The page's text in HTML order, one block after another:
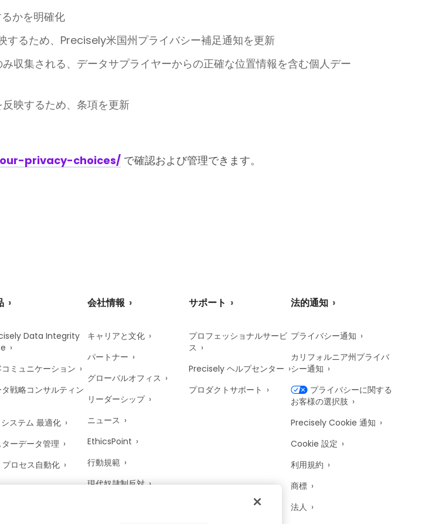
かを明確化
るため、Precisely米国州プライバシー補足通知を更新
収集される、データサプライヤーからの正確な位置情報を含む個人デー
映するため、条項を更新
privacy-choices/ で確認および管理できます。
Data Integrity
ミュニケーション
戦略コンサルティン
ステム 最適化
ターデータ管理
プロセス自動化
会社情報
キャリアと文化
パートナー
グローバルオフィス
リーダーシップ
ニュース
EthicsPoint
行動規範
現代奴隷制反対
サポート
プロフェッショナルサービ
ス
Precisely ヘルプセンター
プロダクトサポート
法的通知
プライバシー通知
カリフォルニア州プライバ
シー通知
プライバシーに関する
お客様の選択肢
Precisely Cookie 通知
Cookie 設定
利用規約
商標
法人